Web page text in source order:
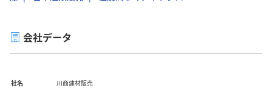
会社データ
社名 川商建材販売